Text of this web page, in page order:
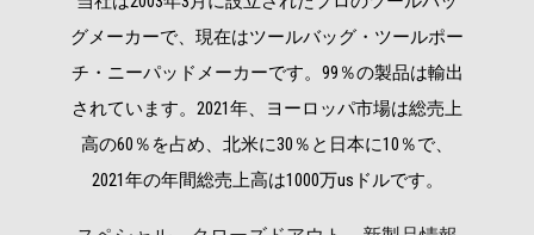
グメーカーで、現在はツールバッグ・ツールポー
チ・ニーパッドメーカーです。99％の製品は輸出
されています。2021年、ヨーロッパ市場は総売上
高の60％を占め、北米に30％と日本に10％で、
2021年の年間総売上高は1000万usドルです。